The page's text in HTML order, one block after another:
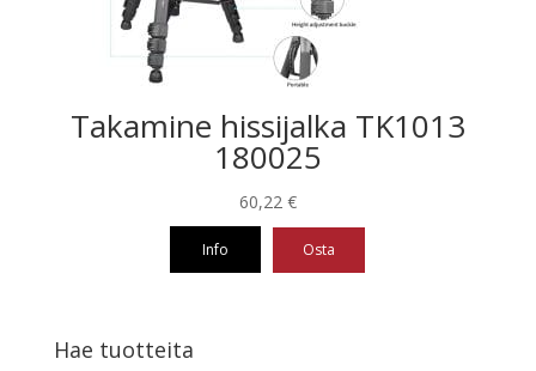
Takamine hissijalka TK1013
180025
60,22 €
Info Osta
Hae tuotteita